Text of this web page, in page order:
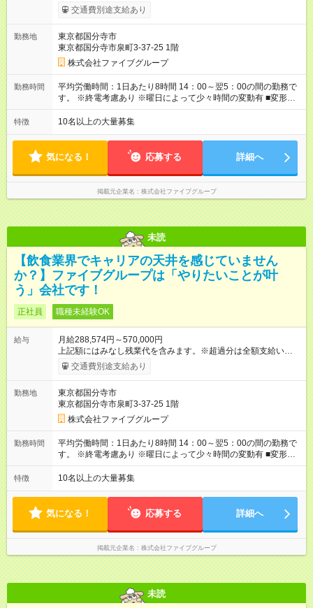
ます。 みなし残業代 55,495円／月 みなし残業時間 36時間／月
■昇給あり 年2回の給与査定による ■賞与あり ■前払い賞与あり
■残業手当あり ■交通費支給（上限3万円/月） ■引越し手当 敷
金・礼金・保証金・保険料の初期費用+荷物運搬費を支給 ※規定
あり ■積立金制度 給与ならびに賞与から積立を行える(年利2%)
シフトは22:00～翌5:00の深夜帯に入ってもらうこともありま
す。 一般的な飲食業では、この深夜帯のお給料は「みなし」と
して基本給に含まれることがしばしば・・・ でもファイブでは
ら楽しい接客は出来ません。 頑張りに対しては誠実に向き合っ
てしっかり還元することを大事にしています！ 【試用期間】試
用期間あり 試用期間の長さ：3ヶ月 雇用形態、給与は本採用時
と同じです。
交通費別途支給あり
勤務地
東京都国分寺市
東京都国分寺市泉町3-37-25 1階
株式会社ファイブグループ
勤務時間
平均労働時間：1日あたり8時間 14：00～翌5：00の間の勤務で
す。 ※終電考慮あり ※曜日によって少々時間の変動有 ■変形労
働時間制 ■実労働時間：8時間程度 ■休憩時間：1時間程度～2時
間 休憩時間は勤務時間による ■月平均所定労働時間：173時間 ■
14：00～翌5：00の間の勤務です。 ※終電考慮あり ※曜日によ
って少々時間の変動有 ■変形労働時間制 ■実労働時間：8時間程
度 ■休憩時間：1時間程度～2時間 休憩時間は勤務時間による ■
月平均所定労働時間：173時間 ■平均残業時間：42時間程度
特徴 10名以上の大量募集
気になる！ 応募する 詳細へ
掲載元企業名 株式会社ファイブグループ
未読
【飲食業界でキャリアの天井を感じていません
か？】ファイブグループは「やりたいことが叶
う」会社です！
正社員 職種未経験OK
給与
月給288,574円～570,000円
上記額にはみなし残業代を含みます。※超過分は全額支給いたし
ます。 みなし残業代 55,495円／月 みなし残業時間 36時間／月
■昇給あり 年2回の給与査定による ■賞与あり ■前払い賞与あり
■残業手当あり ■交通費支給（上限3万円/月） ■引越し手当 敷
金・礼金・保証金・保険料の初期費用+荷物運搬費を支給 ※規定
あり ■積立金制度 給与ならびに賞与から積立を行える(年利2%)
シフトは22:00～翌5:00の深夜帯に入ってもらうこともありま
す。 一般的な飲食業では、この深夜帯のお給料は「みなし」と
して基本給に含まれることがしばしば・・・ でもファイブでは
ら楽しい接客は出来ません。 頑張りに対しては誠実に向き合っ
てしっかり還元することを大事にしています！ 【試用期間】試
用期間あり 試用期間の長さ：3ヶ月 雇用形態、給与は本採用時
と同じです。
交通費別途支給あり
勤務地
東京都国分寺市
東京都国分寺市泉町3-37-25 1階
株式会社ファイブグループ
勤務時間
平均労働時間：1日あたり8時間 14：00～翌5：00の間の勤務で
す。 ※終電考慮あり ※曜日によって少々時間の変動有 ■変形労
働時間制 ■実労働時間：8時間程度 ■休憩時間：1時間程度～2時
間 休憩時間は勤務時間による ■月平均所定労働時間：173時間 ■
14：00～翌5：00の間の勤務です。 ※終電考慮あり ※曜日によ
って少々時間の変動有 ■変形労働時間制 ■実労働時間：8時間程
度 ■休憩時間：1時間程度～2時間 休憩時間は勤務時間による ■
月平均所定労働時間：173時間 ■平均残業時間：42時間程度
特徴 10名以上の大量募集
気になる！ 応募する 詳細へ
掲載元企業名 株式会社ファイブグループ
未読